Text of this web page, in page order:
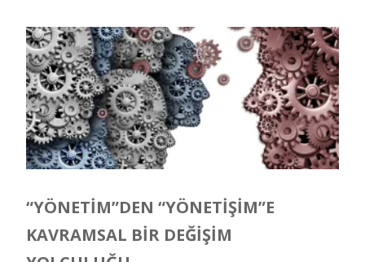
“YÖNETIM”DEN “YÖNETIŞIM”E
KAVRAMSAL BIR DEĞIŞIM